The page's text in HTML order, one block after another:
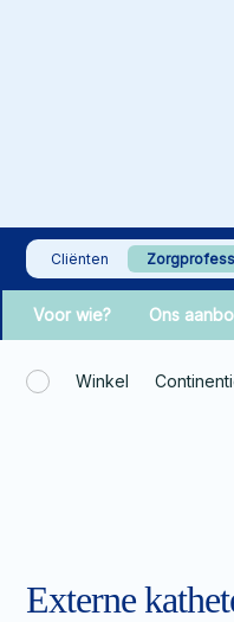
Cliënten
Voor wie? Ons
Winkel
Externe